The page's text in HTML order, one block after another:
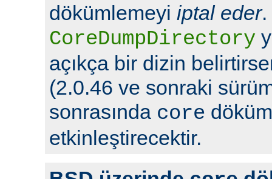
dökümlemeyi iptal eder.
CoreDumpDirectory
açıkça bir dizin
(2.0.46 ve sonraki
sonrasında core
etkinleştirecektir.